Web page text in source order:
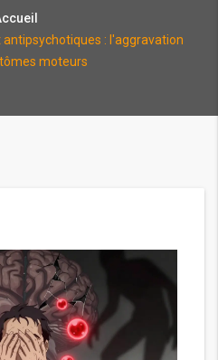
antipsychotiques : l'aggravation
moteurs